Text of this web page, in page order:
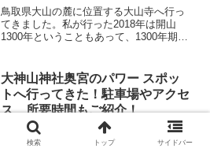
鳥取県大山の麓に位置する大山寺へ行っ
てきました。私が行った2018年は開山
1300年ということもあって、1300年期間
セスした場合の駐車場や、米子からバス
でのアクセス情...
大神山神社奥宮のパワー スポッ
トへ行ってきた！駐車場やアクセ
ス、所要時間もご紹介！
鳥取県ブナ林が広がる緑深い大山の麓に
位置する大神山神社奥宮。神聖な雰囲気
検索 トップ サイドバー